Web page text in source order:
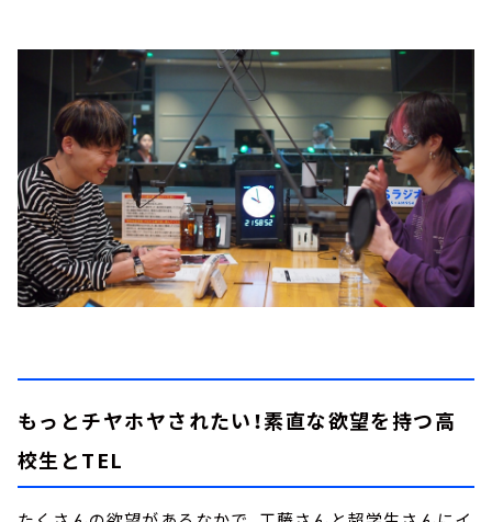
もっとチヤホヤされたい！素直な欲望を持つ高
校生とTEL